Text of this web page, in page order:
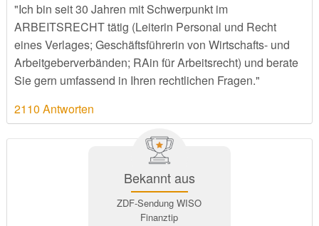
"Ich bin seit 30 Jahren mit Schwerpunkt im
ARBEITSRECHT tätig (Leiterin Personal und Recht
eines Verlages; Geschäftsführerin von Wirtschafts- und
Arbeitgeberverbänden; RAin für Arbeitsrecht) und berate
Sie gern umfassend in Ihren rechtlichen Fragen."
2110 Antworten
Bekannt aus
ZDF-Sendung WISO
Finanztip